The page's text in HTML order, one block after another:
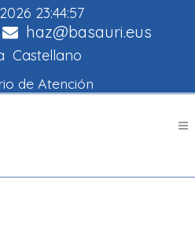
23:44:58
haz@basauri.eus
Castellano
de Atención